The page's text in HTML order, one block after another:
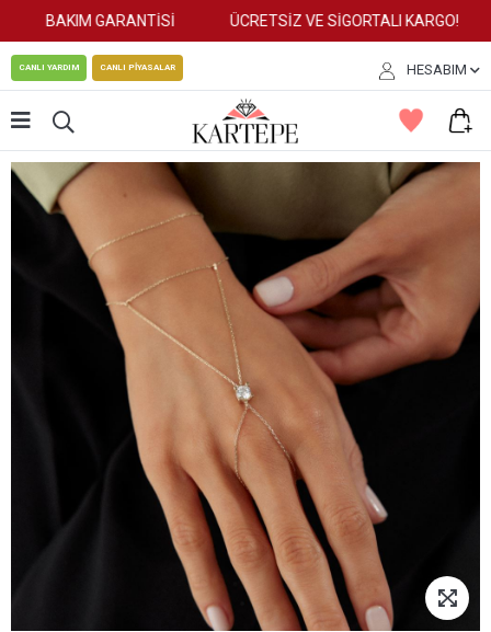
BAKIM GARANTİSİ ÜCRETSİZ VE SİGORTALI KARGO!
CANLI YARDIM CANLI PİYASALAR HESABIM